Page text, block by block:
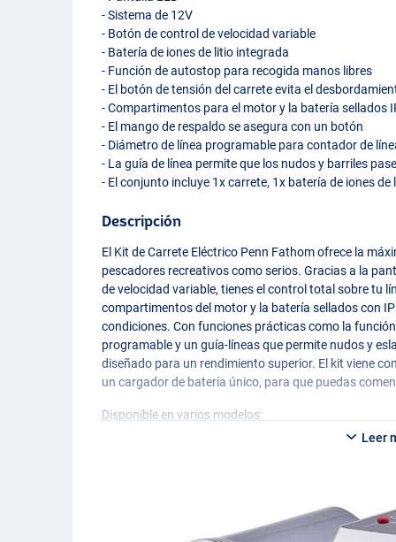
- Sistema de 12V
- Botón de control de velocidad variable
- Batería de iones de litio integrada
- Función de autostop para recogida manos libres
- El botón de tensión del carrete evita el
- Compartimentos para el motor y la batería sellados
- El mango de respaldo se asegura con un botón
- Diámetro de línea programable para contador de
- La guía de línea permite que los nudos y barriles
- El conjunto incluye 1x carrete, 1x batería de iones
Descripción
El Kit de Carrete Eléctrico Penn Fathom ofrece la
pescadores recreativos como serios. Gracias a la
de velocidad variable, tienes el control total sobre tu
compartimentos del motor y la batería sellados con
condiciones. Con funciones prácticas como la
programable y un guía-líneas que permite nudos y
diseñado para un rendimiento superior. El kit viene
un cargador de batería único, para que puedas
Disponible en varios modelos:
- Relación de transmisión: 2.8:1
Leer